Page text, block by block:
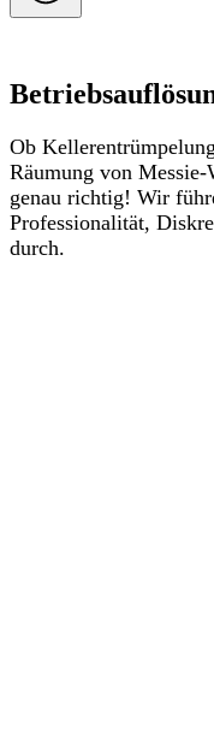
Ob
Räumung von
genau richtig! Wir
Professionalität,
durch.